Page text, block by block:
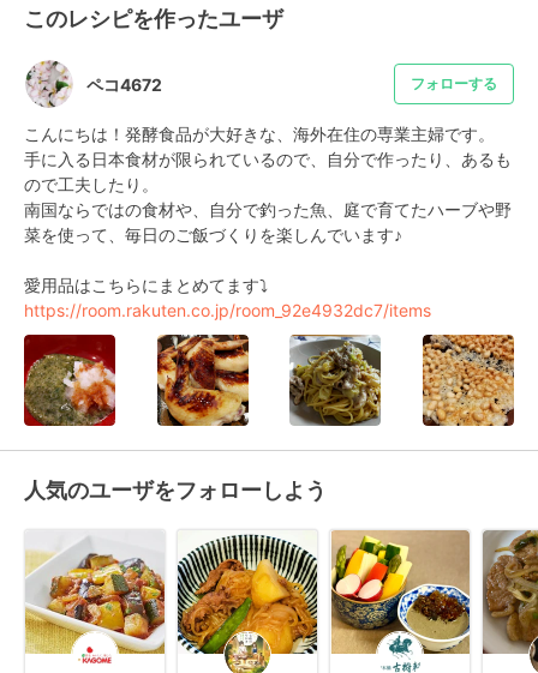
このレシピを作ったユーザ
ペコ4672 フォローする
こんにちは！発酵食品が大好きな、海外在住の専業主婦です。
手に入る日本食材が限られているので、自分で作ったり、あるも
ので工夫したり。
南国ならではの食材や、自分で釣った魚、庭で育てたハーブや野
菜を使って、毎日のご飯づくりを楽しんでいます♪
https://room.rakuten.co.jp/room_92e4932dc7/items
人気のユーザをフォローしよう